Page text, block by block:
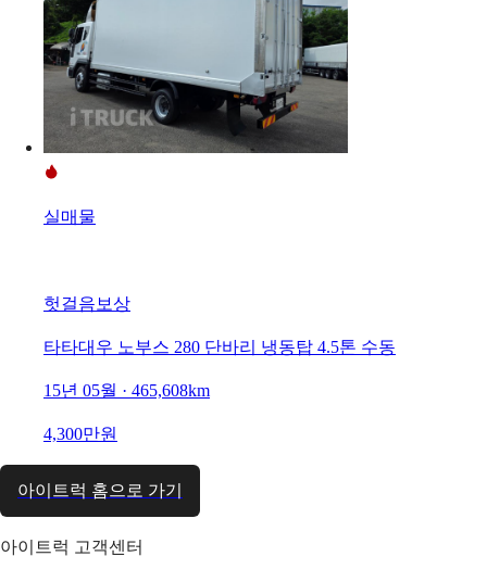
실매물
헛걸음보상
타타대우 노부스 280 단바리 냉동탑 4.5톤 수동
15년 05월 · 465,608km
4,300만원
아이트럭 홈으로 가기
아이트럭 고객센터